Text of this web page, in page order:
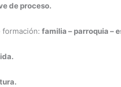
de proceso.
familia – parroquia –